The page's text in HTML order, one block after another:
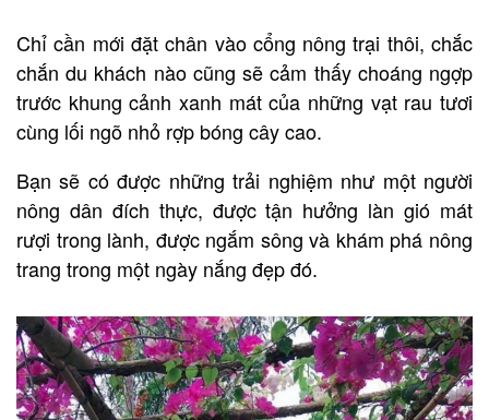
Chỉ cần mới đặt chân vào cổng nông trại thôi, chắc
chắn du khách nào cũng sẽ cảm thấy choáng ngợp
trước khung cảnh xanh mát của những vạt rau tươi
cùng lối ngõ nhỏ rợp bóng cây cao.
Bạn sẽ có được những trải nghiệm như một người
nông dân đích thực, được tận hưởng làn gió mát
rượi trong lành, được ngắm sông và khám phá nông
trang trong một ngày nắng đẹp đó.